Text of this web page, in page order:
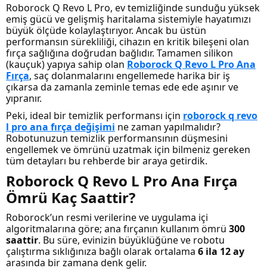
Roborock Q Revo L Pro, ev temizliğinde sunduğu yüksek
emiş gücü ve gelişmiş haritalama sistemiyle hayatımızı
büyük ölçüde kolaylaştırıyor. Ancak bu üstün
performansın sürekliliği, cihazın en kritik bileşeni olan
fırça sağlığına doğrudan bağlıdır. Tamamen silikon
(kauçuk) yapıya sahip olan Roborock Q Revo L Pro Ana
Fırça, saç dolanmalarını engellemede harika bir iş
çıkarsa da zamanla zeminle temas ede ede aşınır ve
yıpranır.
Peki, ideal bir temizlik performansı için roborock q revo
l pro ana fırça değişimi ne zaman yapılmalıdır?
Robotunuzun temizlik performansının düşmesini
engellemek ve ömrünü uzatmak için bilmeniz gereken
tüm detayları bu rehberde bir araya getirdik.
Roborock Q Revo L Pro Ana Fırça
Ömrü Kaç Saattir?
Roborock’un resmi verilerine ve uygulama içi
algoritmalarına göre; ana fırçanın kullanım ömrü 300
saattir. Bu süre, evinizin büyüklüğüne ve robotu
çalıştırma sıklığınıza bağlı olarak ortalama 6 ila 12 ay
arasında bir zamana denk gelir.